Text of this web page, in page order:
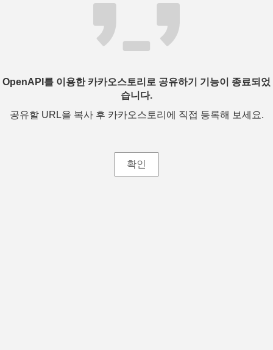
OpenAPI를 이용한 카카오스토리로 공유하기 기능이 종료되었
습니다.
공유할 URL을 복사 후 카카오스토리에 직접 등록해 보세요.
확인